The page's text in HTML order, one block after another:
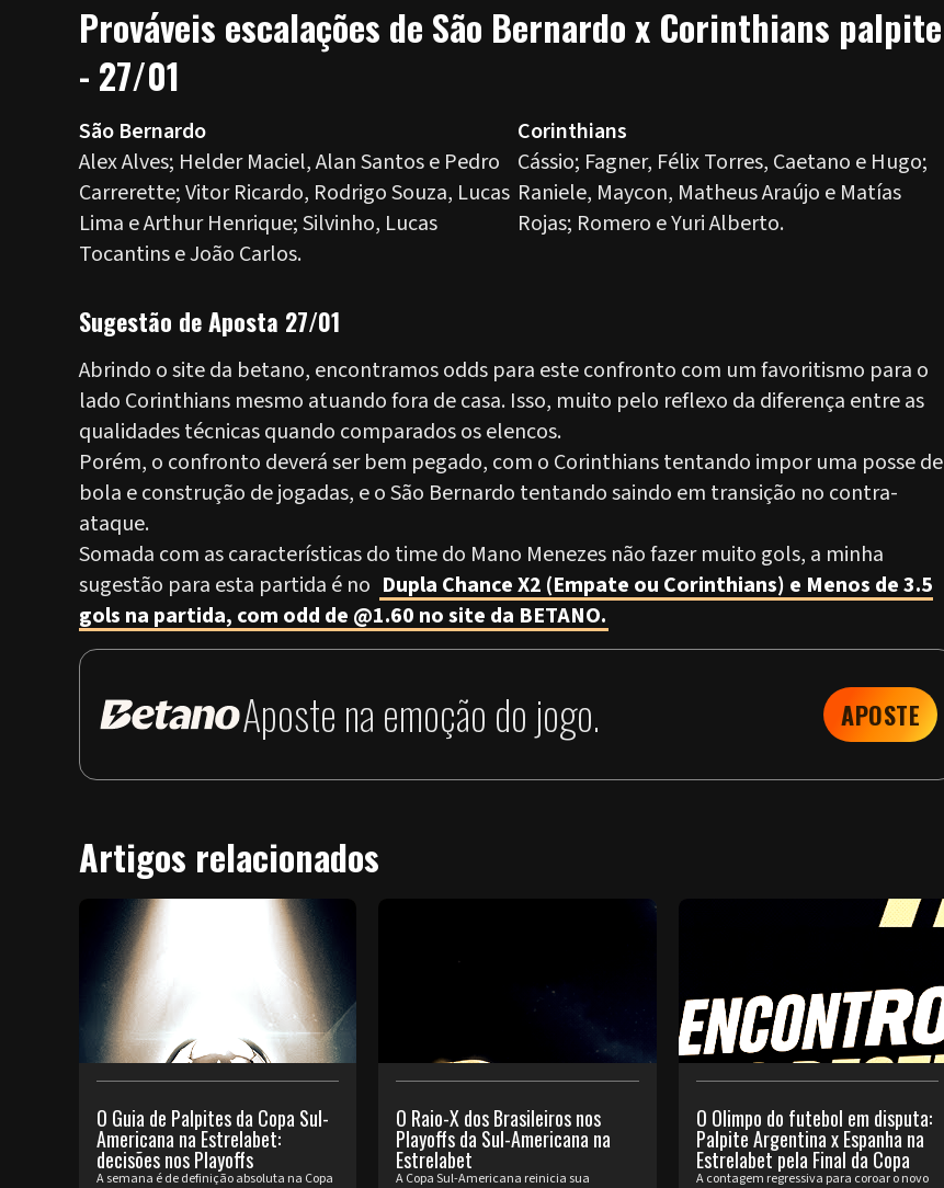
Prováveis escalações de São Bernardo x Corinthians palpite
- 27/01
São Bernardo
Alex Alves; Helder Maciel, Alan Santos e Pedro
Carrerette; Vitor Ricardo, Rodrigo Souza, Lucas
Lima e Arthur Henrique; Silvinho, Lucas
Tocantins e João Carlos.
Corinthians
Cássio; Fagner, Félix Torres, Caetano e Hugo;
Raniele, Maycon, Matheus Araújo e Matías
Rojas; Romero e Yuri Alberto.
Sugestão de Aposta 27/01
Abrindo o site da betano, encontramos odds para este confronto com um favoritismo para o
lado Corinthians mesmo atuando fora de casa. Isso, muito pelo reflexo da diferença entre as
qualidades técnicas quando comparados os elencos.
Porém, o confronto deverá ser bem pegado, com o Corinthians tentando impor uma posse de
bola e construção de jogadas, e o São Bernardo tentando saindo em transição no contra-
ataque.
Somada com as características do time do Mano Menezes não fazer muito gols, a minha
sugestão para esta partida é no Dupla Chance X2 (Empate ou Corinthians) e Menos de 3.5
gols na partida, com odd de @1.60 no site da BETANO.
Aposte na emoção do jogo. APOSTE
Artigos relacionados
O Guia de Palpites da Copa Sul-
Americana na Estrelabet:
decisões nos Playoffs
A semana é de definição absoluta na Copa
O Raio-X dos Brasileiros nos
Playoffs da Sul-Americana na
Estrelabet
A Copa Sul-Americana reinicia sua
O Olimpo do futebol em disputa:
Palpite Argentina x Espanha na
Estrelabet pela Final da Copa
A contagem regressiva para coroar o novo